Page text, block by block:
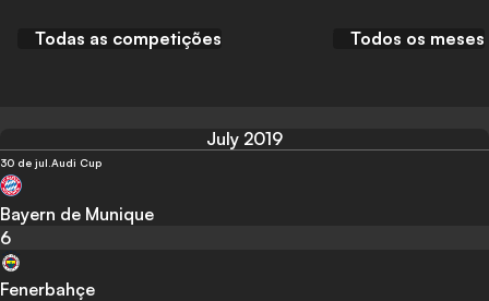
Todas as competições Todos os meses
July 2019
30 de jul. Audi Cup
Bayern de Munique
6
Fenerbahçe